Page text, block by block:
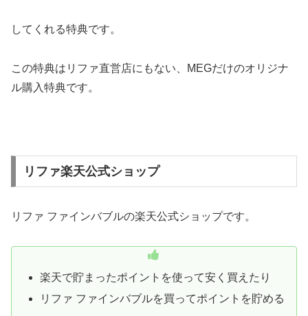
してくれる特典です。
この特典はリファ直営店にもない、MEGだけのオリジナ
ル購入特典です。
リファ楽天公式ショップ
リファ ファインバブルの楽天公式ショップです。
楽天で貯まったポイントを使って安く買えたり
リファ ファインバブルを買ってポイントを貯める